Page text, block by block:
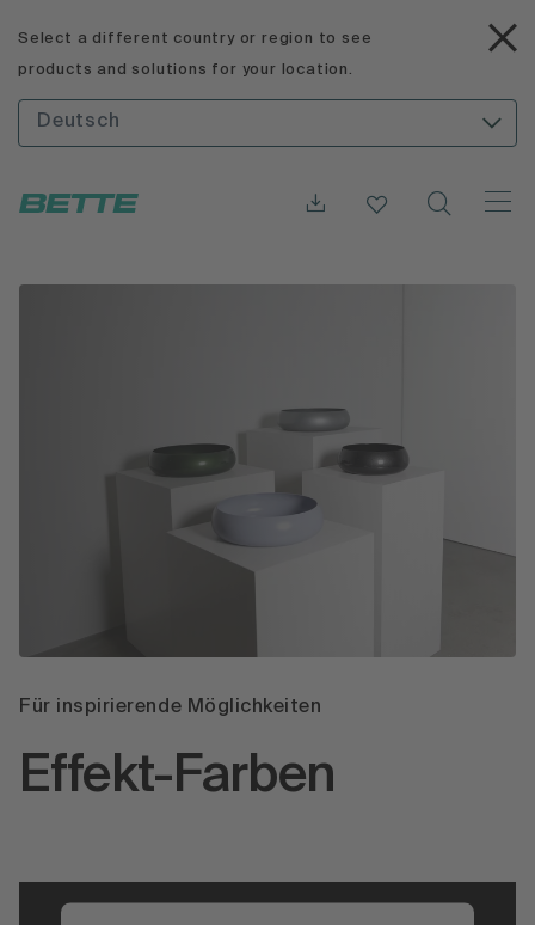
Select a different country or region to see
products and solutions for your location.
Deutsch
Für inspirierende Möglichkeiten
Effekt-Farben